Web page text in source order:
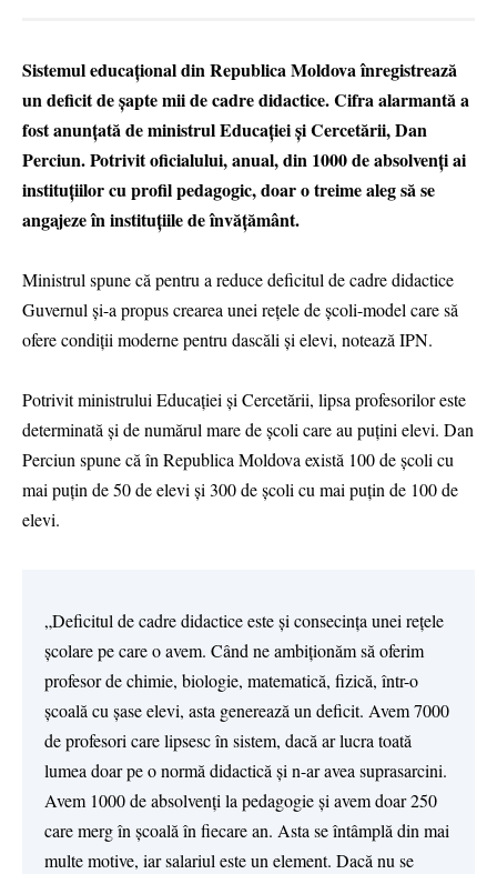
Sistemul educațional din Republica Moldova înregistrează
un deficit de șapte mii de cadre didactice. Cifra alarmantă a
fost anunțată de ministrul Educației și Cercetării, Dan
Perciun. Potrivit oficialului, anual, din 1000 de absolvenți ai
instituțiilor cu profil pedagogic, doar o treime aleg să se
angajeze în instituțiile de învățământ.
Ministrul spune că pentru a reduce deficitul de cadre didactice
Guvernul și-a propus crearea unei rețele de școli-model care să
ofere condiții moderne pentru dascăli și elevi, notează IPN.
Potrivit ministrului Educației și Cercetării, lipsa profesorilor este
determinată și de numărul mare de școli care au puțini elevi. Dan
Perciun spune că în Republica Moldova există 100 de școli cu
mai puțin de 50 de elevi și 300 de școli cu mai puțin de 100 de
elevi.
„Deficitul de cadre didactice este și consecința unei rețele
școlare pe care o avem. Când ne ambiționăm să oferim
profesor de chimie, biologie, matematică, fizică, într-o
școală cu șase elevi, asta generează un deficit. Avem 7000
de profesori care lipsesc în sistem, dacă ar lucra toată
lumea doar pe o normă didactică și n-ar avea suprasarcini.
Avem 1000 de absolvenți la pedagogie și avem doar 250
care merg în școală în fiecare an. Asta se întâmplă din mai
multe motive, iar salariul este un element. Dacă nu se